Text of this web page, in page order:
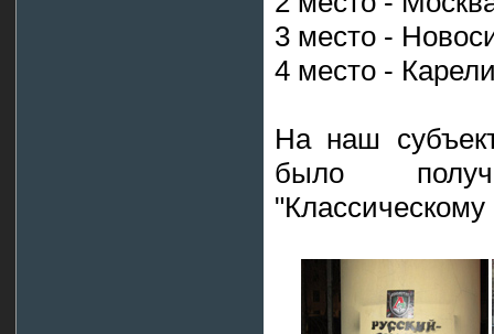
3 место -
4 место -
На наш
было